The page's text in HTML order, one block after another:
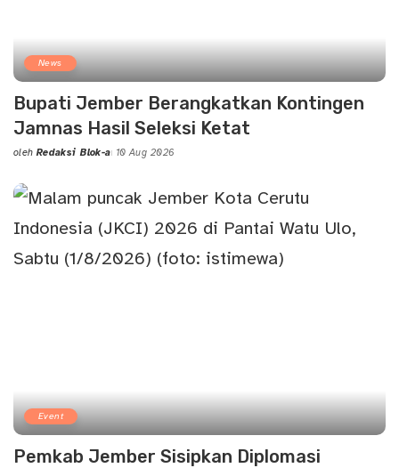
News
Bupati Jember Berangkatkan Kontingen
Jamnas Hasil Seleksi Ketat
Posted
oleh Redaksi Blok-a 10 Aug 2026
Event
Pemkab Jember Sisipkan Diplomasi